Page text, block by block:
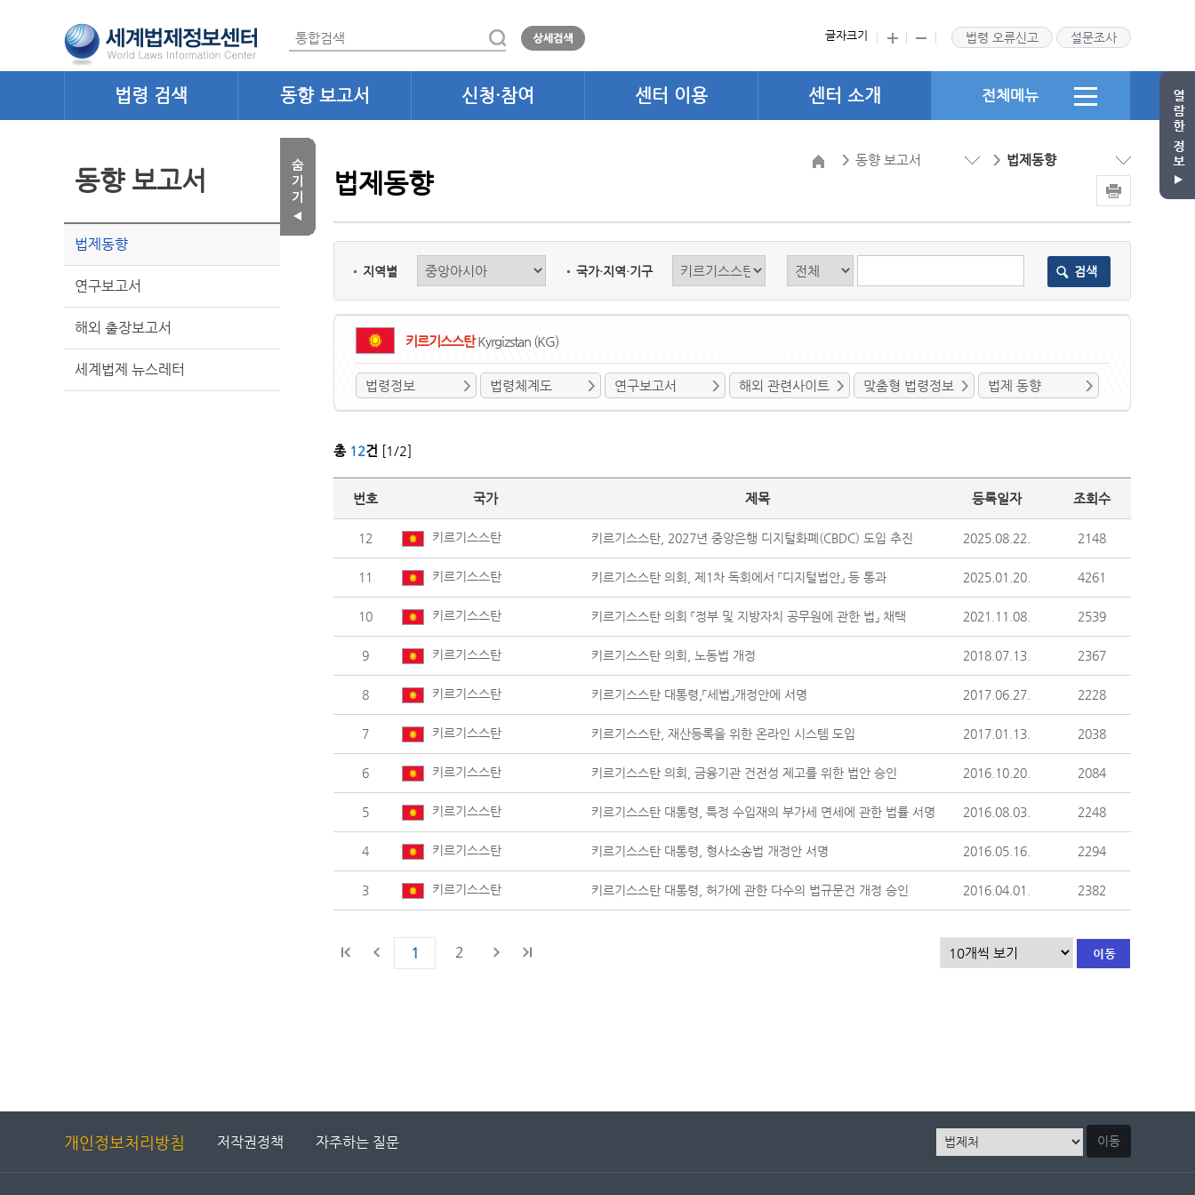
글자크기 법령 오류신고 설문조사
법령 검색 동향 보고서 신청·참여 센터 이용 센터 소개 전체메뉴
동향 보고서
법제동향
연구보고서
해외 출장보고서
세계법제 뉴스레터
동향 보고서 법제동향
법제동향
지역별 국가·지역·기구 검색
키르기스스탄Kyrgizstan (KG)
법령정보 법령체계도 연구보고서 해외 관련사이트 맞춤형 법령정보 법제 동향
총 12건 [1/2]
번호 국가 제목 등록일자 조회수
12 키르기스스탄 키르기스스탄, 2027년 중앙은행 디지털화폐(CBDC) 도입 추진 2025.08.22. 2148
11 키르기스스탄 키르기스스탄 의회, 제1차 독회에서 「디지털법안」 등 통과 2025.01.20. 4261
10 키르기스스탄 키르기스스탄 의회 「정부 및 지방자치 공무원에 관한 법」 채택 2021.11.08. 2539
9 키르기스스탄 키르기스스탄 의회, 노동법 개정 2018.07.13. 2367
8 키르기스스탄 키르기스스탄 대통령,「세법」개정안에 서명 2017.06.27. 2228
7 키르기스스탄 키르기스스탄, 재산등록을 위한 온라인 시스템 도입 2017.01.13. 2038
6 키르기스스탄 키르기스스탄 의회, 금융기관 건전성 제고를 위한 법안 승인 2016.10.20. 2084
5 키르기스스탄 키르기스스탄 대통령, 특정 수입재의 부가세 면세에 관한 법률 서명 2016.08.03. 2248
4 키르기스스탄 키르기스스탄 대통령, 형사소송법 개정안 서명 2016.05.16. 2294
3 키르기스스탄 키르기스스탄 대통령, 허가에 관한 다수의 법규문건 개정 승인 2016.04.01. 2382
1 2
개인정보처리방침 저작권정책 자주하는 질문 이동